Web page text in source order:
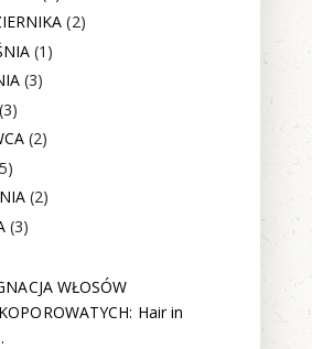
(2)
(1)
(3)
(3)
(2)
(2)
(3)
WŁOSÓW
Hair in